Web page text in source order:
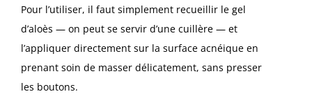
Pour l’utiliser, il faut simplement recueillir le gel
d’aloès — on peut se servir d’une cuillère — et
l’appliquer directement sur la surface acnéique en
prenant soin de masser délicatement, sans presser
les boutons.